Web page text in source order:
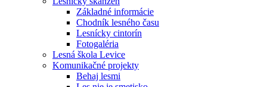
Základné informácie
Chodník lesného času
Lesnícky cintorín
Fotogaléria
Lesná škola Levice
Komunikačné projekty
Behaj lesmi